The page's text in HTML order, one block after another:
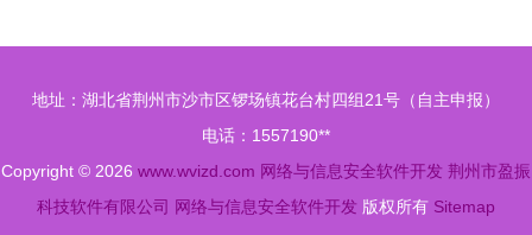
络与信息安
地址：湖北省荆州市沙市区锣场镇花台村四组21号（自主申报）
电话：1557190**
Copyright © 2026 www.wvizd.com 网络与信息安全软件开发 荆州市盈振
科技软件有限公司 网络与信息安全软件开发 版权所有 Sitemap